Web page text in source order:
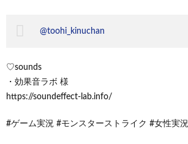
@toohi_kinuchan
♡sounds
・効果音ラボ 様
https://soundeffect-lab.info/
#ゲーム実況 #モンスターストライク #女性実況